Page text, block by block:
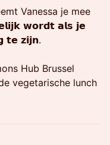
Vanessa je mee
𝘄𝗼𝗿𝗱𝘁 𝗮𝗹𝘀 𝗷𝗲
𝘇𝗶𝗷𝗻.
Hub Brussel
vegetarische lunch